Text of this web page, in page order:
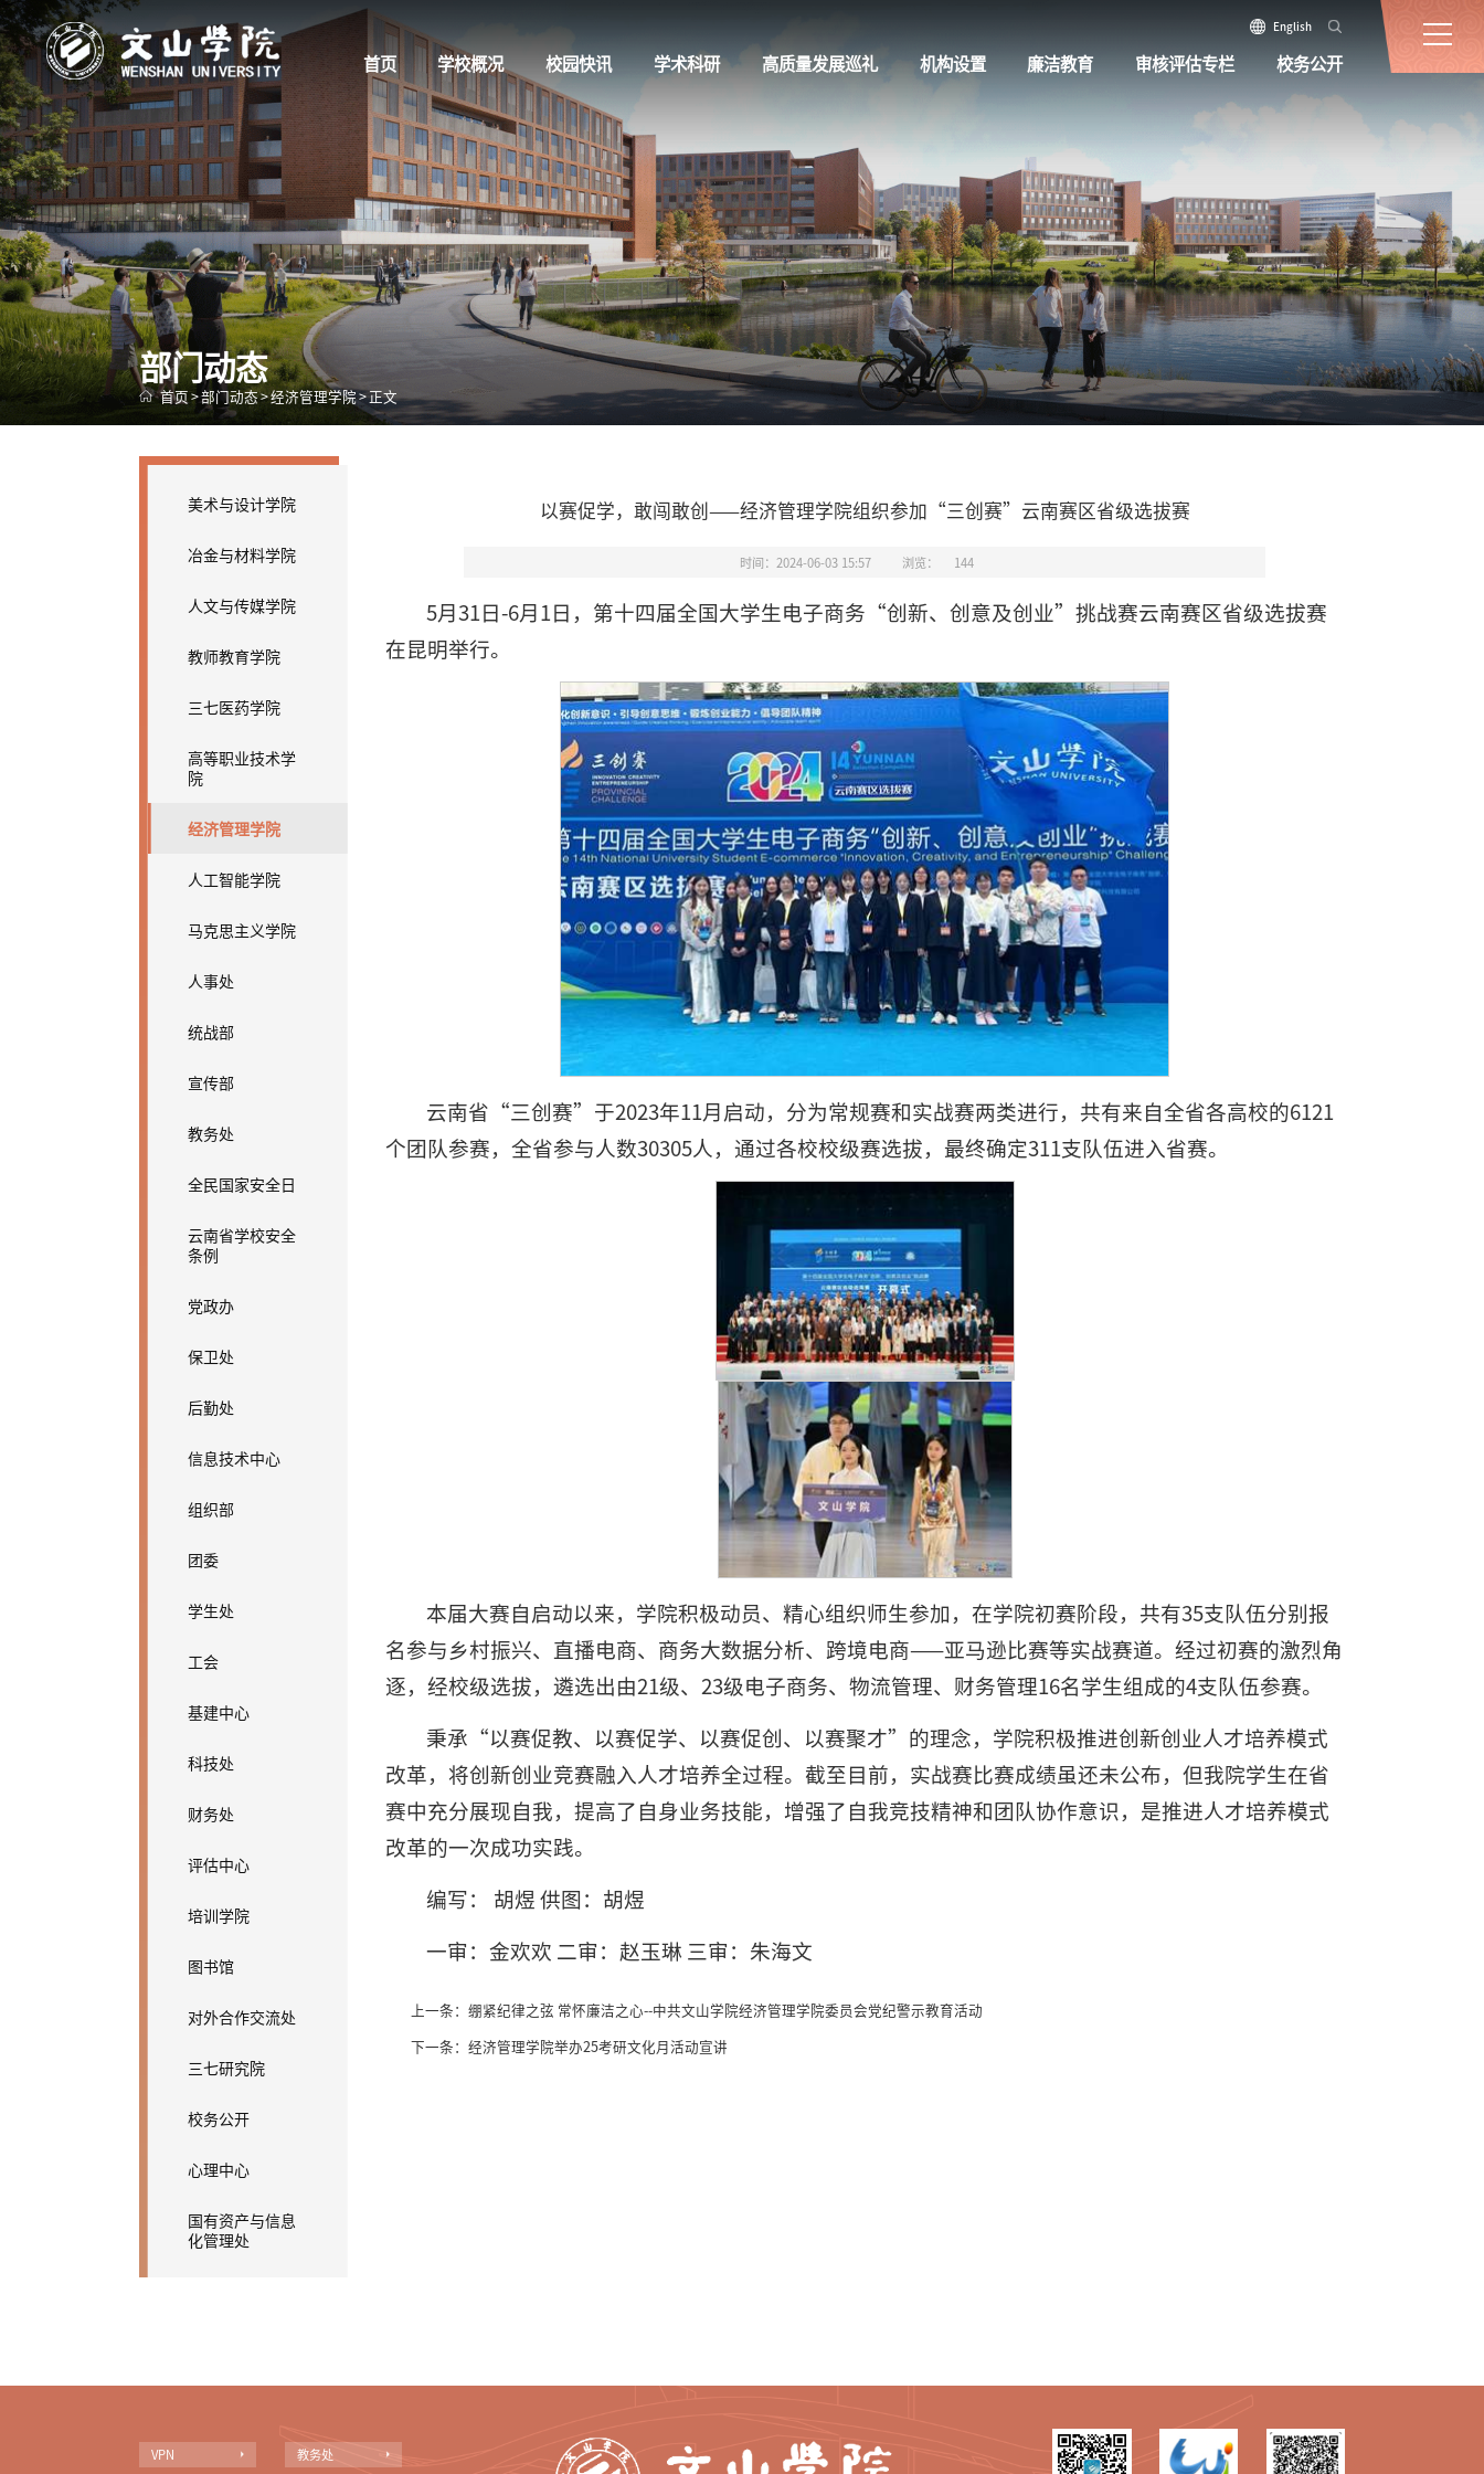
English
首页 学校概况 校园快讯 学术科研 高质量发展巡礼 机构设置 廉洁教育 审核评估专栏 校务公开
部门动态
首页>部门动态>经济管理学院>正文
美术与设计学院
冶金与材料学院
人文与传媒学院
教师教育学院
三七医药学院
高等职业技术学
院
经济管理学院
人工智能学院
马克思主义学院
人事处
统战部
宣传部
教务处
全民国家安全日
云南省学校安全
条例
党政办
保卫处
后勤处
信息技术中心
组织部
团委
学生处
工会
基建中心
科技处
财务处
评估中心
培训学院
图书馆
对外合作交流处
三七研究院
校务公开
心理中心
国有资产与信息
化管理处
以赛促学，敢闯敢创——经济管理学院组织参加“三创赛”云南赛区省级选拔赛
时间：2024-06-03 15:57 浏览： 144
5月31日-6月1日，第十四届全国大学生电子商务“创新、创意及创业”挑战赛云南赛区省级选拔赛
在昆明举行。
云南省“三创赛”于2023年11月启动，分为常规赛和实战赛两类进行，共有来自全省各高校的6121
个团队参赛，全省参与人数30305人，通过各校校级赛选拔，最终确定311支队伍进入省赛。
本届大赛自启动以来，学院积极动员、精心组织师生参加，在学院初赛阶段，共有35支队伍分别报
名参与乡村振兴、直播电商、商务大数据分析、跨境电商——亚马逊比赛等实战赛道。经过初赛的激烈角
逐，经校级选拔，遴选出由21级、23级电子商务、物流管理、财务管理16名学生组成的4支队伍参赛。
秉承“以赛促教、以赛促学、以赛促创、以赛聚才”的理念，学院积极推进创新创业人才培养模式
改革，将创新创业竞赛融入人才培养全过程。截至目前，实战赛比赛成绩虽还未公布，但我院学生在省
赛中充分展现自我，提高了自身业务技能，增强了自我竞技精神和团队协作意识，是推进人才培养模式
改革的一次成功实践。
编写： 胡煜 供图：胡煜
一审：金欢欢 二审：赵玉琳 三审：朱海文
上一条： 绷紧纪律之弦 常怀廉洁之心--中共文山学院​经济管理学院委员会党纪警示教育活动
下一条： 经济管理学院举办25考研文化月活动宣讲
VPN 教务处